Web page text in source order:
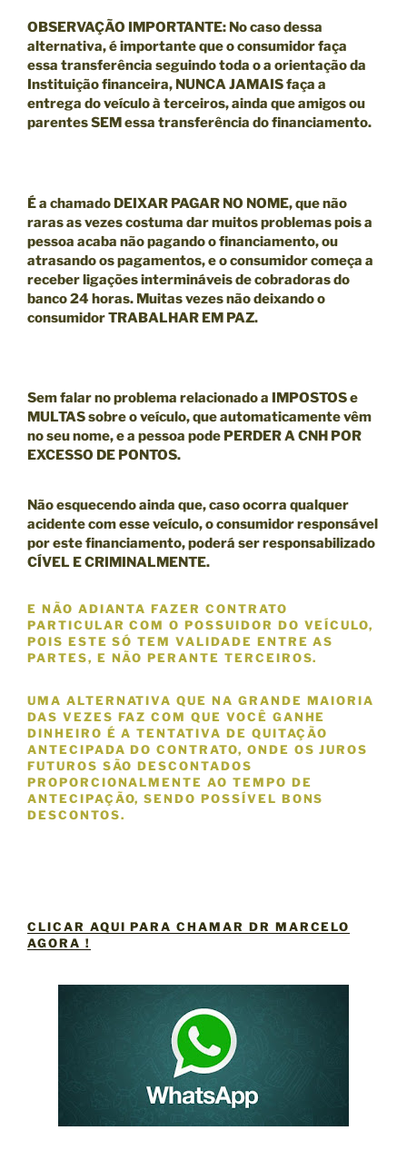
OBSERVAÇÃO IMPORTANTE: No caso dessa
alternativa, é importante que o consumidor faça
essa transferência seguindo toda o a orientação da
Instituição financeira, NUNCA JAMAIS faça a
entrega do veículo à terceiros, ainda que amigos ou
parentes SEM essa transferência do financiamento.
É a chamado DEIXAR PAGAR NO NOME,que não
raras as vezes costuma dar muitos problemas pois a
pessoa acaba não pagando o financiamento, ou
atrasando os pagamentos, e o consumidor começa a
receber ligações intermináveis de cobradoras do
banco 24 horas. Muitas vezes não deixando o
consumidor TRABALHAR EM PAZ.
Sem falar no problema relacionado a IMPOSTOS e
MULTAS sobre o veículo, que automaticamente vêm
no seu nome, e a pessoa pode PERDER A CNH POR
EXCESSO DE PONTOS.
Não esquecendo ainda que, caso ocorra qualquer
acidente com esse veículo, o consumidor responsável
por este financiamento, poderá ser responsabilizado
CÍVEL E CRIMINALMENTE.
E NÃO ADIANTA FAZER CONTRATO
PARTICULAR COM O POSSUIDOR DO VEÍCULO,
POIS ESTE SÓ TEM VALIDADE ENTRE AS
PARTES, E NÃO PERANTE TERCEIROS.
UMA ALTERNATIVA QUE NA GRANDE MAIORIA
DAS VEZES FAZ COM QUE VOCÊ GANHE
DINHEIRO É A TENTATIVA DE QUITAÇÃO
ANTECIPADA DO CONTRATO, ONDE OS JUROS
FUTUROS SÃO DESCONTADOS
PROPORCIONALMENTE AO TEMPO DE
ANTECIPAÇÃO, SENDO POSSÍVEL BONS
DESCONTOS.
CLICAR AQUI PARA CHAMAR DR MARCELO
AGORA !